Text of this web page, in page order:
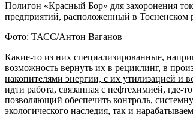
Полигон «Красный Бор» для захоронения
предприятий, расположенный в Тосненском
Фото: ТАСС/Антон Ваганов
Какие-то из них специализированные,
возможность вернуть их в рециклинг, в
накопителями энергии, с их утилизацией и
идти работа, связанная с нефтехимией,
позволяющий обеспечить контроль,
экологического наследия, так и